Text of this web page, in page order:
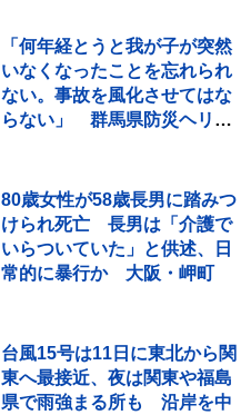
「何年経とうと我が子が突然
いなくなったことを忘れられ
ない。事故を風化させてはな
らない」 群馬県防災ヘリ墜
80歳女性が58歳長男に踏みつ
けられ死亡 長男は「介護で
いらついていた」と供述、日
常的に暴行か 大阪・岬町
台風15号は11日に東北から関
東へ最接近、夜は関東や福島
県で雨強まる所も 沿岸を中